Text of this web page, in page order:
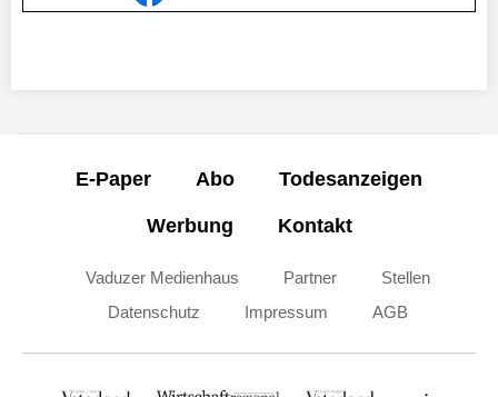
E-Paper Abo Todesanzeigen
Werbung Kontakt
Vaduzer Medienhaus Partner
Stellen
Datenschutz
Impressum AGB